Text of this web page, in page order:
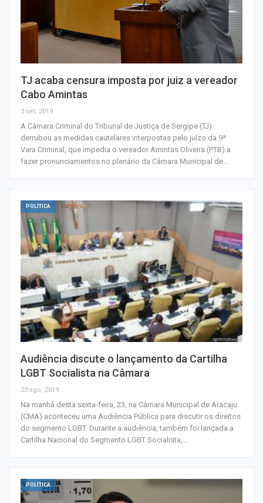
TJ acaba censura imposta por juiz a vereador
Cabo Amintas
3 set, 2019
A Câmara Criminal do Tribunal de Justiça de Sergipe (TJ)
derrubou as medidas cautelares interpostas pelo juízo da 9ª
Vara Criminal, que impedia o vereador Amintas Oliveira (PTB) a
fazer pronunciamentos no plenário da Câmara Municipal de…
POLÍTICA
Audiência discute o lançamento da Cartilha
LGBT Socialista na Câmara
23 ago, 2019
Na manhã desta sexta-feira, 23, na Câmara Municipal de Aracaju
(CMA) aconteceu uma Audiência Pública para discutir os direitos
do segmento LGBT. Durante a audiência, também foi lançada a
Cartilha Nacional do Segmento LGBT Socialista,…
POLÍTICA